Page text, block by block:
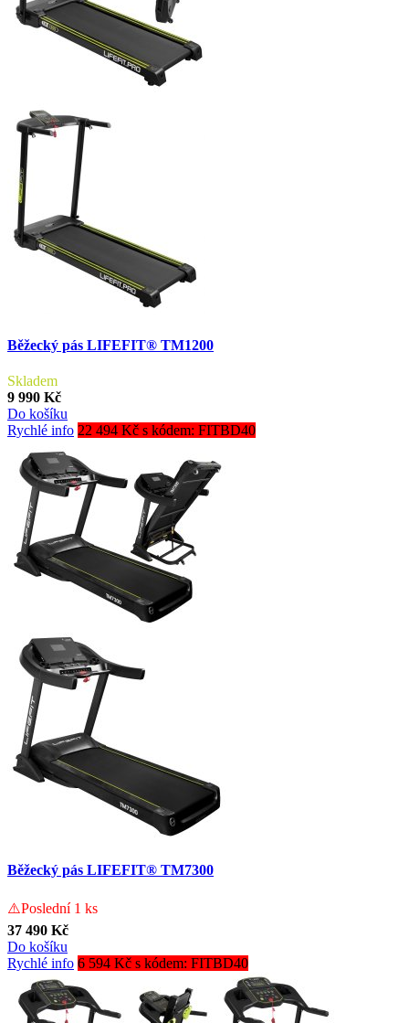
Běžecký pás LIFEFIT® TM1200
Skladem
9 990 Kč
Do košíku
Rychlé info 22 494 Kč s kódem: FITBD40
Běžecký pás LIFEFIT® TM7300
⚠️Poslední 1 ks
37 490 Kč
Do košíku
Rychlé info 6 594 Kč s kódem: FITBD40